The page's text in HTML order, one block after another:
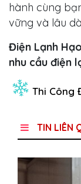
hành cùng
vững và lâu
Điện Lạnh
nhu cầu điện
Thi Công
TIN LIÊN